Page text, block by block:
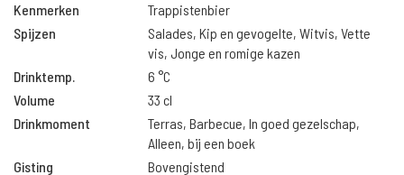
Kenmerken
Trappistenbier
Spijzen
Salades, Kip en gevogelte, Witvis, Vette
vis, Jonge en romige kazen
Drinktemp.
6 °C
Volume
33 cl
Drinkmoment
Terras, Barbecue, In goed gezelschap,
Alleen, bij een boek
Gisting
Bovengistend